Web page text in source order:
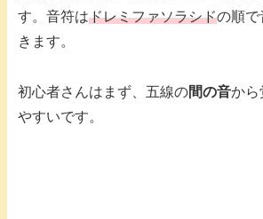
す。音符はドレミファソラシドの順で
きます。
初心者さんはまず、五線の間の音から
やすいです。